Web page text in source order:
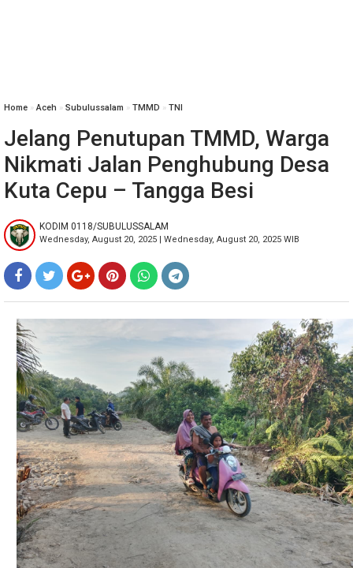
Home »‎Aceh » Subulussalam » TMMD » TNI
Jelang Penutupan TMMD, Warga
Nikmati Jalan Penghubung Desa
Kuta Cepu – Tangga Besi
KODIM 0118/SUBULUSSALAM
Wednesday, August 20, 2025 | Wednesday, August 20, 2025 WIB